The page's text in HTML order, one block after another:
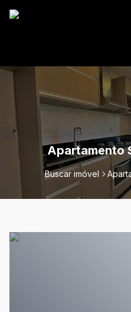
Apartamento
Buscar imóvel